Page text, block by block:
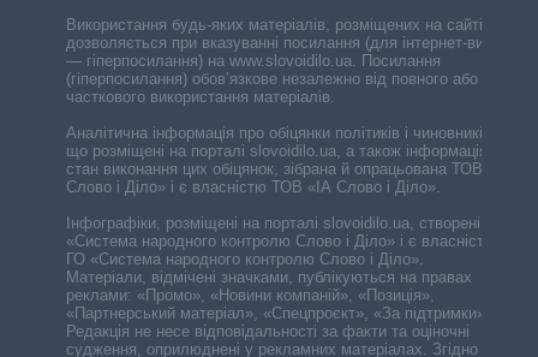
Використання будь-яких матеріалів, розміщених на сайті,
дозволяється при вказуванні посилання (для інтернет-видань
— гіперпосилання) на www.slovoidilo.ua. Посилання
(гіперпосилання) обов’язкове незалежно від повного або
часткового використання матеріалів.
Аналітична інформація про обіцянки політиків і чиновників,
що розміщені на порталі slovoidilo.ua, а також інформація про
стан виконання цих обіцянок, зібрана й опрацьована ТОВ «ІА
Слово і Діло» і є власністю ТОВ «ІА Слово і Діло».
Інфографіки, розміщені на порталі slovoidilo.ua, створені ГО
«Система народного контролю Слово і Діло» і є власністю
ГО «Система народного контролю Слово і Діло».
Матеріали, відмічені значками, публікуються на правах
реклами: «Промо», «Новини компаній», «Позиція»,
«Партнерський матеріал», «Спецпроєкт», «За підтримки».
Редакція не несе відповідальності за факти та оціночні
судження, оприлюднені у рекламних матеріалах. Згідно з